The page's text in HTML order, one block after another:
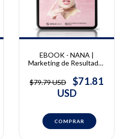
EBOOK - NANA |
Marketing de Resultados
Orofacial | Marcia Nana
$79.79 USD
$71.81
USD